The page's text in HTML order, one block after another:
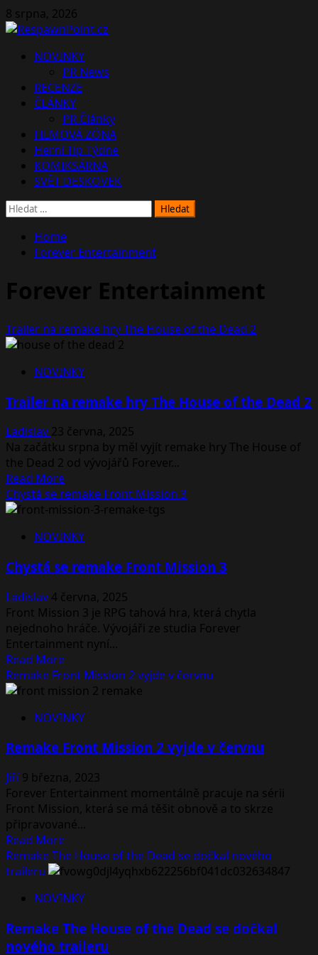
Skip
to
8 srpna, 2026
PrimaryNOVINKY
PR News
RECENZE
ČLÁNKY
PR Články
FILMOVÁ ZÓNA
Herní Tip Týdne
KOMIKSÁRNA
SVĚT DESKOVEK
Vyhledávání
Home
Forever Entertainment
Forever Entertainment
Trailer na remake hry The House of the Dead 2
NOVINKY
Trailer na remake hry The House of the Dead 2
Ladislav 23 června, 2025
Na začátku srpna by měl vyjít remake hry The House of
the Dead 2 od vývojářů Forever...
Read MoreRead
more
about
na
hry
House
of
the
Dead
2
Chystá se remake Front Mission 3
NOVINKY
Chystá se remake Front Mission 3
Ladislav 4 června, 2025
Front Mission 3 je RPG tahová hra, která chytla
nejednoho hráče. Vývojáři ze studia Forever
Entertainment nyní...
Read MoreRead
more
about
se
Front
3
Remake Front Mission 2 vyjde v červnu
NOVINKY
Remake Front Mission 2 vyjde v červnu
Jiří9 března, 2023
Forever Entertainment momentálně pracuje na sérii
Front Mission, která se má těšit obnově a to skrze
připravované...
Read MoreRead
more
about
Front
2
vyjde
Remake The House of the Dead se dočkal nového
traileru
NOVINKY
Remake The House of the Dead se dočkal
nového traileru